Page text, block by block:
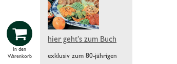

In den
Warenkorb
hier geht’s zum Buch
exklusiv zum 80-jährigen